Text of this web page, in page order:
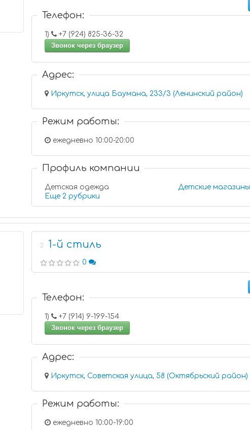
Телефон:
1)
+7 (924) 825-36-32
Звонок через браузер
Адрес:
Иркутск, улица Баумана, 233/3 (Ленинский район)
Режим работы:
ежедневно 10:00-20:00
Профиль компании
Детская одежда
Детские магазины
Еще 2 рубрики
3 1-й стиль
0
Телефон:
1)
+7 (914) 9-199-154
Звонок через браузер
Адрес:
Режим работы:
ежедневно 10:00-19:00